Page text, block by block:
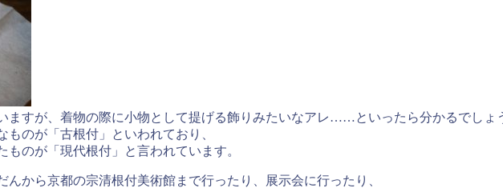
ますが、着物の際に小物として提げる飾りみたいなアレ……といったら分かるでしょ
のが「古根付」といわれており、
のが「現代根付」と言われています。
んから京都の宗清根付美術館まで行ったり、展示会に行ったり、